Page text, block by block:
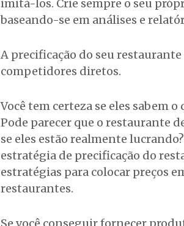
imitá-los. Crie sempre o seu
baseando-se em análises e
A precificação do seu restaurante
competidores diretos.
Você tem certeza se eles sabem
Pode parecer que o restaurante
se eles estão realmente
estratégia de precificação do
estratégias para colocar preços
restaurantes.
Se você conseguir fornecer